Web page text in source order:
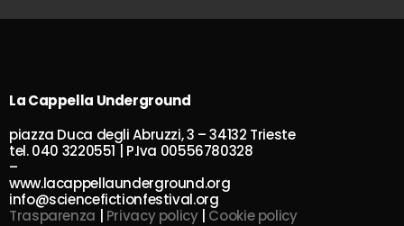
La Cappella Underground
piazza Duca degli Abruzzi, 3 – 34132 Trieste
tel. 040 3220551 | P.Iva 00556780328
–
www.lacappellaunderground.org
info@sciencefictionfestival.org
Trasparenza | Privacy policy| Cookie policy